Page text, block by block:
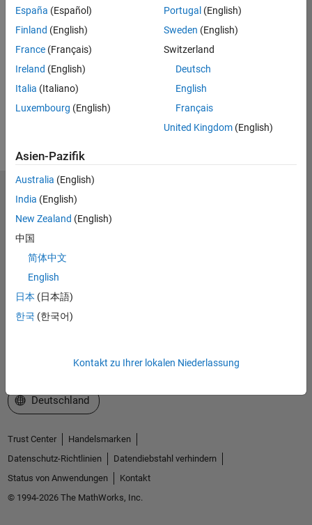
Introduced in R2026a
Select product
España (Español)
Finland (English)
France (Français)
Ireland (English)
Italia (Italiano)
Luxembourg (English)
Portugal (English)
Sweden (English)
Switzerland
Deutsch
English
Français
United Kingdom(English)
Asien-Pazifik
Australia (English)
India (English)
New Zealand (English)
中国
简体中文
English
日本 (日本語)
한국 (한국어)
Kontakt zu Ihrer lokalen Niederlassung
MathWorks
Accelerating the pace of engineering and science
Produkte
Lernen
Support
Website auswählen
Deutschland
Trust Center
Handelsmarken
Datenschutz-Richtlinien
Datendiebstahl verhindern
Status von Anwendungen
Kontakt
© 1994-2026 The MathWorks, Inc.